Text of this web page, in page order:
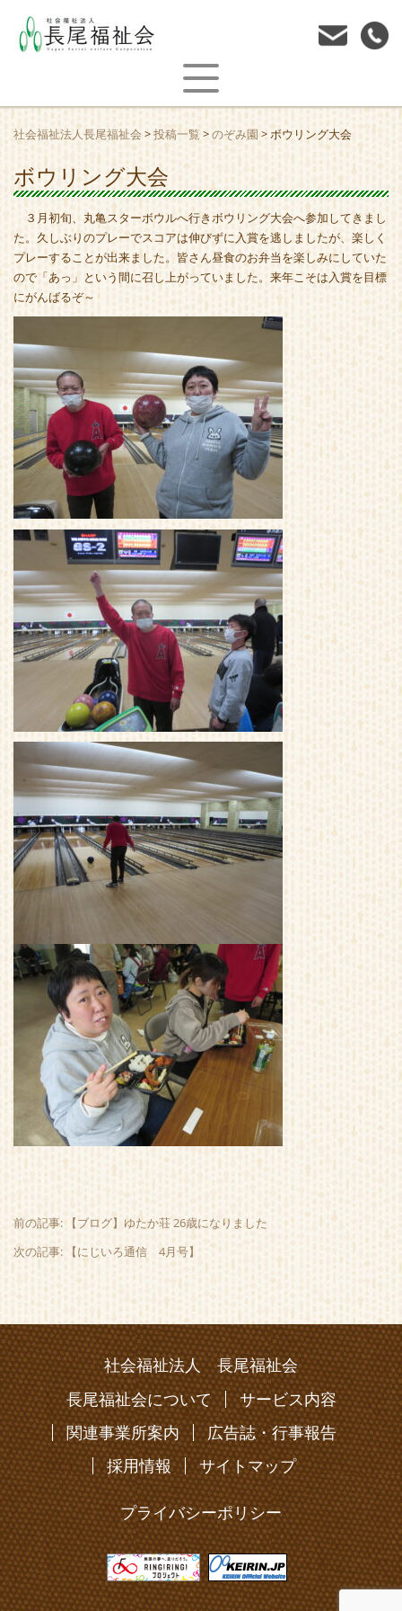
社会福祉法人長尾福祉会 >投稿一覧 >のぞみ園 >ボウリング大会
ボウリング大会
３月初旬、丸亀スターボウルへ行きボウリング大会へ参加してきまし
た。久しぶりのプレーでスコアは伸びずに入賞を逃しましたが、楽しく
プレーすることが出来ました。皆さん昼食のお弁当を楽しみにしていた
ので「あっ」という間に召し上がっていました。来年こそは入賞を目標
にがんばるぞ～
前の記事: 【ブログ】ゆたか荘 26歳になりました
次の記事: 【にじいろ通信 4月号】
社会福祉法人 長尾福祉会
長尾福祉会について
サービス内容
関連事業所案内
広告誌・行事報告
採用情報
サイトマップ
プライバシーポリシー